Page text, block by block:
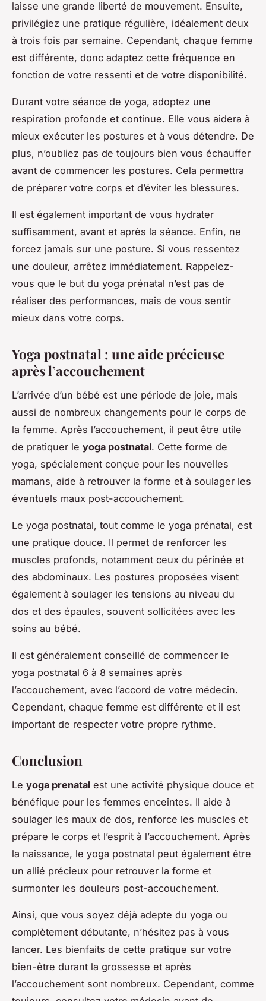
laisse une grande liberté de mouvement. Ensuite,
privilégiez une pratique régulière, idéalement deux
à trois fois par semaine. Cependant, chaque femme
est différente, donc adaptez cette fréquence en
fonction de votre ressenti et de votre disponibilité.
Durant votre séance de yoga, adoptez une
respiration profonde et continue. Elle vous aidera à
mieux exécuter les postures et à vous détendre. De
plus, n’oubliez pas de toujours bien vous échauffer
avant de commencer les postures. Cela permettra
de préparer votre corps et d’éviter les blessures.
Il est également important de vous hydrater
suffisamment, avant et après la séance. Enfin, ne
forcez jamais sur une posture. Si vous ressentez
une douleur, arrêtez immédiatement. Rappelez-
vous que le but du yoga prénatal n’est pas de
réaliser des performances, mais de vous sentir
mieux dans votre corps.
Yoga postnatal : une aide précieuse
après l’accouchement
L’arrivée d’un bébé est une période de joie, mais
aussi de nombreux changements pour le corps de
la femme. Après l’accouchement, il peut être utile
de pratiquer le yoga postnatal. Cette forme de
yoga, spécialement conçue pour les nouvelles
mamans, aide à retrouver la forme et à soulager les
éventuels maux post-accouchement.
Le yoga postnatal, tout comme le yoga prénatal, est
une pratique douce. Il permet de renforcer les
muscles profonds, notamment ceux du périnée et
des abdominaux. Les postures proposées visent
également à soulager les tensions au niveau du
dos et des épaules, souvent sollicitées avec les
soins au bébé.
Il est généralement conseillé de commencer le
yoga postnatal 6 à 8 semaines après
l’accouchement, avec l’accord de votre médecin.
Cependant, chaque femme est différente et il est
important de respecter votre propre rythme.
Conclusion
Le yoga prenatal est une activité physique douce et
bénéfique pour les femmes enceintes. Il aide à
soulager les maux de dos, renforce les muscles et
prépare le corps et l’esprit à l’accouchement. Après
la naissance, le yoga postnatal peut également être
un allié précieux pour retrouver la forme et
surmonter les douleurs post-accouchement.
Ainsi, que vous soyez déjà adepte du yoga ou
complètement débutante, n’hésitez pas à vous
lancer. Les bienfaits de cette pratique sur votre
bien-être durant la grossesse et après
l’accouchement sont nombreux. Cependant, comme